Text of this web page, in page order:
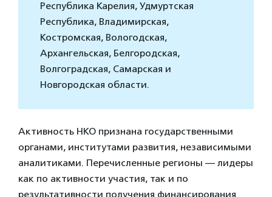
Республика Карелия, Удмуртская
Республика, Владимирская,
Костромская, Вологодская,
Архангельская, Белгородская,
Волгоградская, Самарская и
Новгородская области.
Активность НКО признана государственными
органами, институтами развития, независимыми
аналитиками. Перечисленные регионы — лидеры
как по активности участия, так и по
результативности получения финансирования